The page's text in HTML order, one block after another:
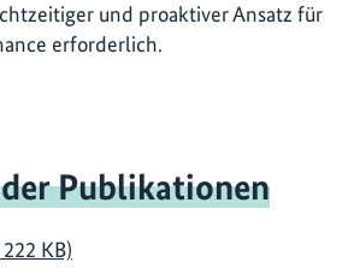
und proaktiver Ansatz für
erforderlich.
Publikationen
KB)